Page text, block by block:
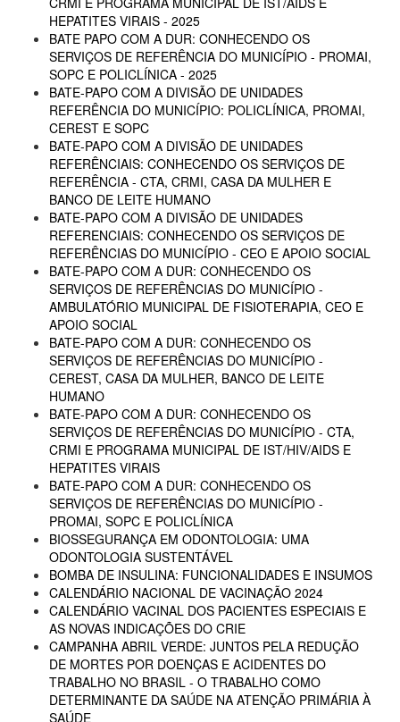
HEPATITES VIRAIS - 2025
BATE PAPO COM A DUR: CONHECENDO OS
SERVIÇOS DE REFERÊNCIA DO MUNICÍPIO - PROMAI,
SOPC E POLICLÍNICA - 2025
BATE-PAPO COM A DIVISÃO DE UNIDADES
REFERÊNCIA DO MUNICÍPIO: POLICLÍNICA, PROMAI,
CEREST E SOPC
BATE-PAPO COM A DIVISÃO DE UNIDADES
REFERÊNCIAIS: CONHECENDO OS SERVIÇOS DE
REFERÊNCIA - CTA, CRMI, CASA DA MULHER E
BANCO DE LEITE HUMANO
BATE-PAPO COM A DIVISÃO DE UNIDADES
REFERENCIAIS: CONHECENDO OS SERVIÇOS DE
REFERÊNCIAS DO MUNICÍPIO - CEO E APOIO SOCIAL
BATE-PAPO COM A DUR: CONHECENDO OS
SERVIÇOS DE REFERÊNCIAS DO MUNICÍPIO -
AMBULATÓRIO MUNICIPAL DE FISIOTERAPIA, CEO E
APOIO SOCIAL
BATE-PAPO COM A DUR: CONHECENDO OS
SERVIÇOS DE REFERÊNCIAS DO MUNICÍPIO -
CEREST, CASA DA MULHER, BANCO DE LEITE
HUMANO
BATE-PAPO COM A DUR: CONHECENDO OS
SERVIÇOS DE REFERÊNCIAS DO MUNICÍPIO - CTA,
CRMI E PROGRAMA MUNICIPAL DE IST/HIV/AIDS E
HEPATITES VIRAIS
BATE-PAPO COM A DUR: CONHECENDO OS
SERVIÇOS DE REFERÊNCIAS DO MUNICÍPIO -
PROMAI, SOPC E POLICLÍNICA
BIOSSEGURANÇA EM ODONTOLOGIA: UMA
ODONTOLOGIA SUSTENTÁVEL
BOMBA DE INSULINA: FUNCIONALIDADES E INSUMOS
CALENDÁRIO NACIONAL DE VACINAÇÃO 2024
CALENDÁRIO VACINAL DOS PACIENTES ESPECIAIS E
AS NOVAS INDICAÇÕES DO CRIE
CAMPANHA ABRIL VERDE: JUNTOS PELA REDUÇÃO
DE MORTES POR DOENÇAS E ACIDENTES DO
TRABALHO NO BRASIL - O TRABALHO COMO
DETERMINANTE DA SAÚDE NA ATENÇÃO PRIMÁRIA À
SAÚDE